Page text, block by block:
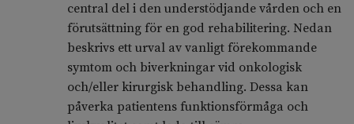
central del i den understödjande vården och en
förutsättning för en god rehabilitering. Nedan
beskrivs ett urval av vanligt förekommande
symtom och biverkningar vid onkologisk
och/eller kirurgisk behandling. Dessa kan
påverka patientens funktionsförmåga och